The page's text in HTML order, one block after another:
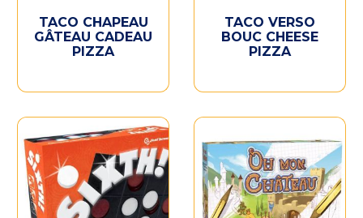
TACO CHAPEAU
GÂTEAU CADEAU
PIZZA
TACO VERSO
BOUC CHEESE
PIZZA